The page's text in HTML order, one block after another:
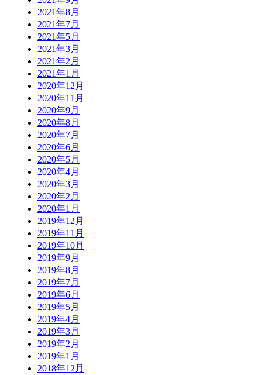
2021年8月
2021年7月
2021年5月
2021年3月
2021年2月
2021年1月
2020年12月
2020年11月
2020年9月
2020年8月
2020年7月
2020年6月
2020年5月
2020年4月
2020年3月
2020年2月
2020年1月
2019年12月
2019年11月
2019年10月
2019年9月
2019年8月
2019年7月
2019年6月
2019年5月
2019年4月
2019年3月
2019年2月
2019年1月
2018年12月